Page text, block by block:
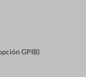
GPIB)